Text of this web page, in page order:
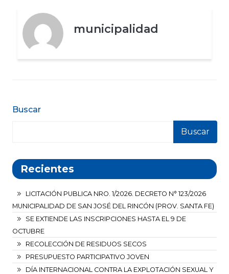
Buscar
Buscar
Recientes
LICITACIÓN PUBLICA NRO. 1/2026. DECRETO N° 123/2026
MUNICIPALIDAD DE SAN JOSÉ DEL RINCÓN (PROV. SANTA FE)
SE EXTIENDE LAS INSCRIPCIONES HASTA EL 9 DE
OCTUBRE
RECOLECCIÓN DE RESIDUOS SECOS
PRESUPUESTO PARTICIPATIVO JOVEN
DÍA INTERNACIONAL CONTRA LA EXPLOTACIÓN SEXUAL Y
municipalidad